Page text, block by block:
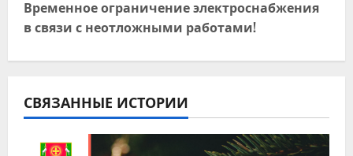
а
ц
и
Временное ограничение электроснабжения
в связи с неотложными работами!
СВЯЗАННЫЕ ИСТОРИИ